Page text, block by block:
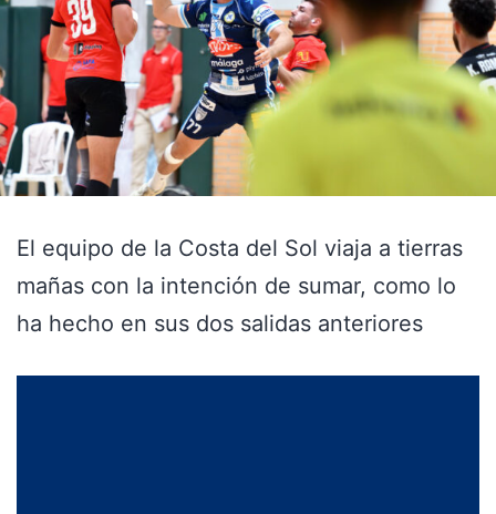
El equipo de la Costa del Sol viaja a tierras
mañas con la intención de sumar, como lo
ha hecho en sus dos salidas anteriores